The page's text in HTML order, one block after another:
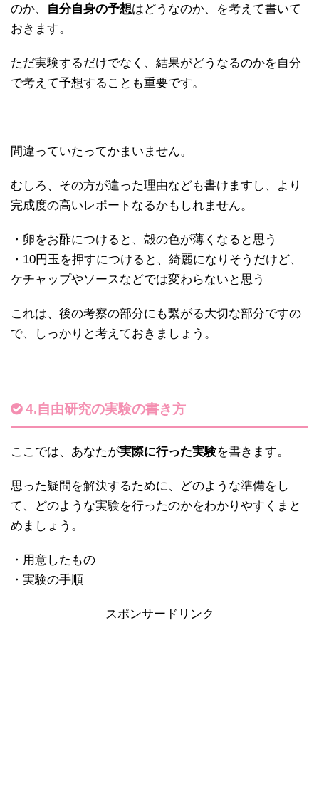
のか、
自分自身の予想はどうなのか、を考えて書いて
おきます。
ただ実験するだけでなく、結果がどうなるのかを自分
で考えて予想することも重要です。
間違っていたってかまいません。
むしろ、その方が違った理由なども書けますし、より
完成度の高いレポートなるかもしれません。
・卵をお酢につけると、殻の色が薄くなると思う
・10円玉を押すにつけると、綺麗になりそうだけど、
ケチャップやソースなどでは変わらないと思う
これは、後の考察の部分にも繋がる大切な部分ですの
で、しっかりと考えておきましょう。
4.自由研究の実験の書き方
ここでは、あなたが実際に行った実験を書きます。
思った疑問を解決するために、どのような準備をし
て、どのような実験を行ったのかをわかりやすくまと
めましょう。
・用意したもの
・実験の手順
スポンサードリンク